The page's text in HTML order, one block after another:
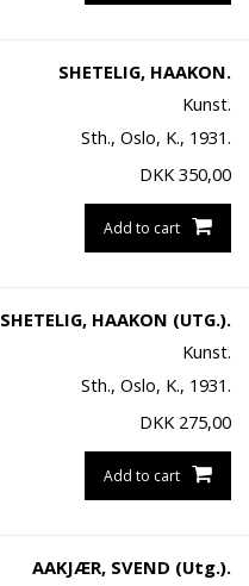
SHETELIG, HAAKON.
Kunst.
Sth., Oslo, K., 1931.
DKK 350,00
Add to cart
SHETELIG, HAAKON (UTG.).
Kunst.
Sth., Oslo, K., 1931.
DKK 275,00
Add to cart
AAKJÆR, SVEND (Utg.).